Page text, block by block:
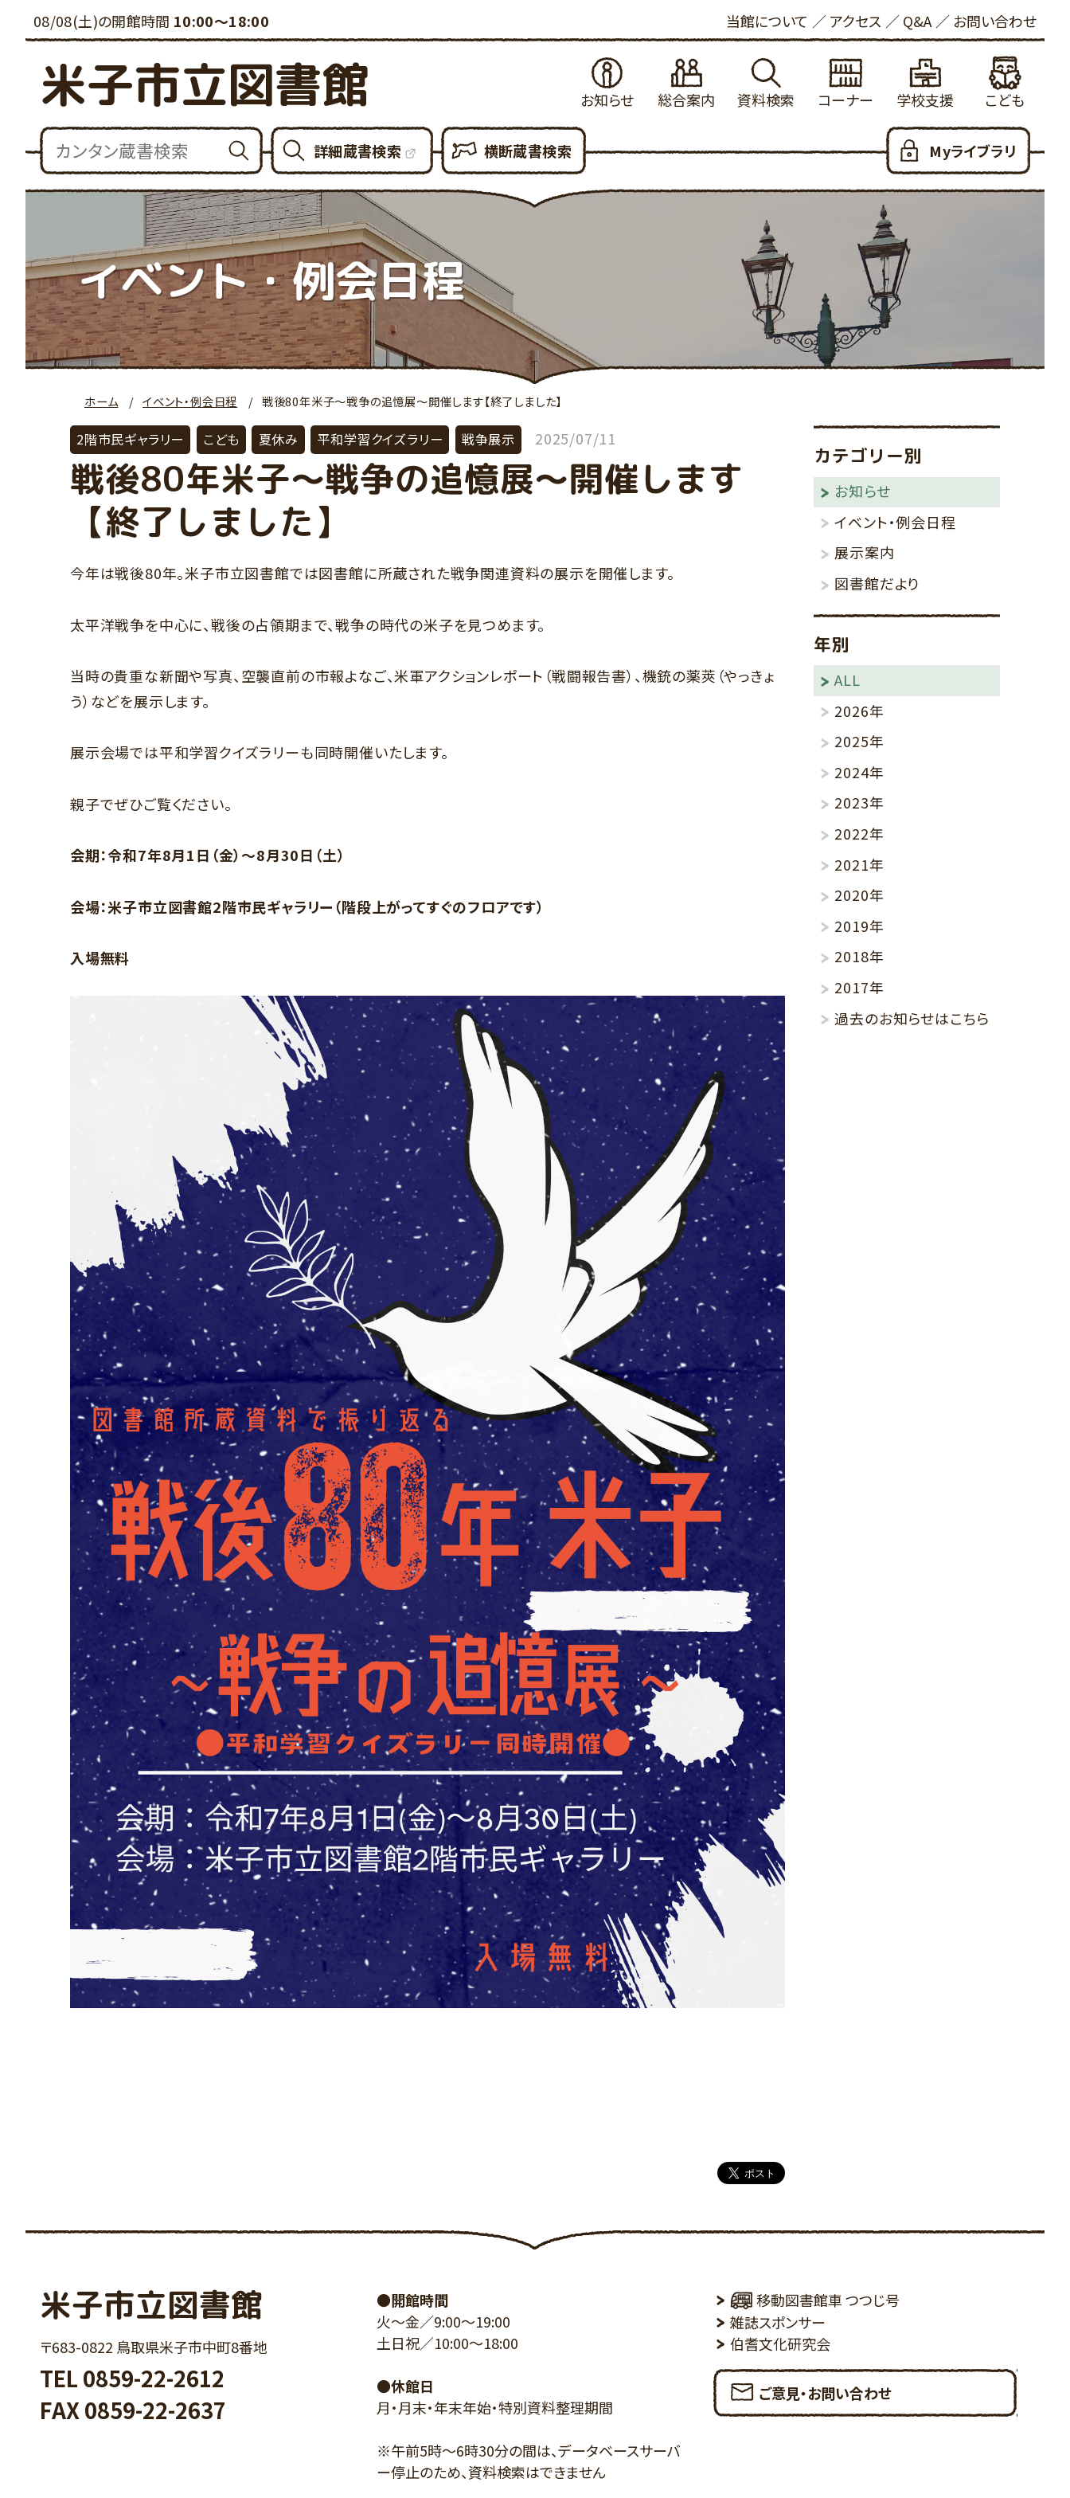
08/08(土)の開館時間 10:00～18:00 当館について アクセス Q&A お問い合わせ
米子市立図書館
お知らせ
お知らせ
イベント・例会
展示案内
総合案内
図書館設備について
図書館資料の複写について
各種申請書ダウンロード
資料検索
新着資料
貸出ランキング
予約ランキング
所蔵新聞・雑誌
大人のための100選
利用可能なデータベース
コーナー
ビジネス支援
新聞・雑誌
郷土・参考資料
YAコーナー
子育て支援
ハートフル
その他
学校支援
学校図書館支援について
冒険の書
大山の参考資料リスト
学校利用統計
ふるさと米子探検隊
こども
こどもおしらせ
本をさがす
としょかんのつかいかた
あたらしくはいった本
おはなし会
児童100選
だっこでえほん
こどもリンク集
りんごの棚
詳細蔵書検索 横断蔵書検索 Myライブラリ
イベント・例会日程
ホーム イベント・例会日程 戦後80年米子～戦争の追憶展～開催します【終了しました】
2階市民ギャラリー こども 夏休み 平和学習クイズラリー 戦争展示 2025/07/11
戦後80年米子～戦争の追憶展～開催します
【終了しました】
今年は戦後80年。米子市立図書館では図書館に所蔵された戦争関連資料の展示を開催します。
太平洋戦争を中心に、戦後の占領期まで、戦争の時代の米子を見つめます。
当時の貴重な新聞や写真、空襲直前の市報よなご、米軍アクションレポート（戦闘報告書）、機銃の薬莢（やっきょ
う）などを展示します。
展示会場では平和学習クイズラリーも同時開催いたします。
親子でぜひご覧ください。
会期：令和7年8月1日（金）～8月30日（土）
会場：米子市立図書館2階市民ギャラリー（階段上がってすぐのフロアです）
入場無料
カテゴリー別
お知らせ
イベント・例会日程
展示案内
図書館だより
年別
ALL
2026年
2025年
2024年
2023年
2022年
2021年
2020年
2019年
2018年
2017年
過去のお知らせはこちら
米子市立図書館
〒683-0822 鳥取県米子市中町8番地
TEL 0859-22-2612
FAX 0859-22-2637
●開館時間
火～金／9:00～19:00
土日祝／10:00～18:00
●休館日
月・月末・年末年始・特別資料整理期間
※午前5時～6時30分の間は、データベースサーバ
ー停止のため、資料検索はできません
移動図書館車 つつじ号
雑誌スポンサー
伯耆文化研究会
ご意見・お問い合わせ